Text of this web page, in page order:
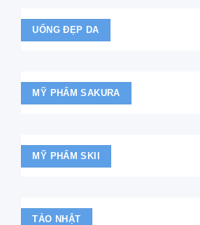
UỐNG ĐẸP DA
MỸ PHẨM SAKURA
MỸ PHẨM SKII
TẢO NHẬT